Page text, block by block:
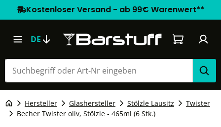
Kostenloser Versand - ab 99€ Warenwert**
DE Warenkorb
Hersteller Glashersteller Stölzle Lausitz
Twister
Becher Twister oliv, Stölzle - 465ml (6 Stk.)